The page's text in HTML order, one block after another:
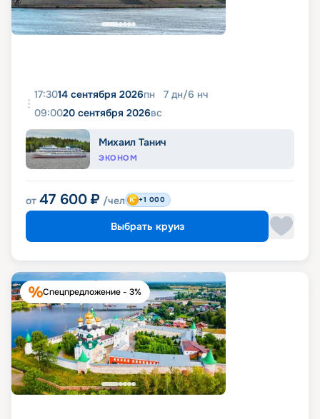
17:3014 сентября 2026пн 7 дн/6 нч
09:0020 сентября 2026вс
Михаил Танич
ЭКОНОМ
от 47 600 ₽ /чел +1 000
Выбрать круиз
Спецпредложение - 3%